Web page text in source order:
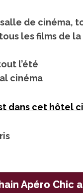
de cinéma,
les films de
l’été
cinéma
dans cet hôtel
Apéro Chic